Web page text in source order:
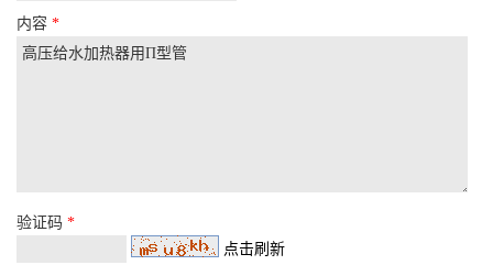
内容 *
验证码 *
点击刷新